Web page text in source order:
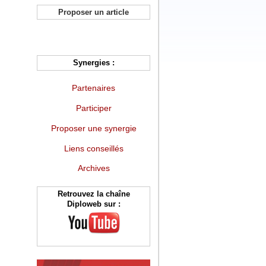
Proposer un article
Synergies :
Partenaires
Participer
Proposer une synergie
Liens conseillés
Archives
Retrouvez la chaîne
Diploweb sur :